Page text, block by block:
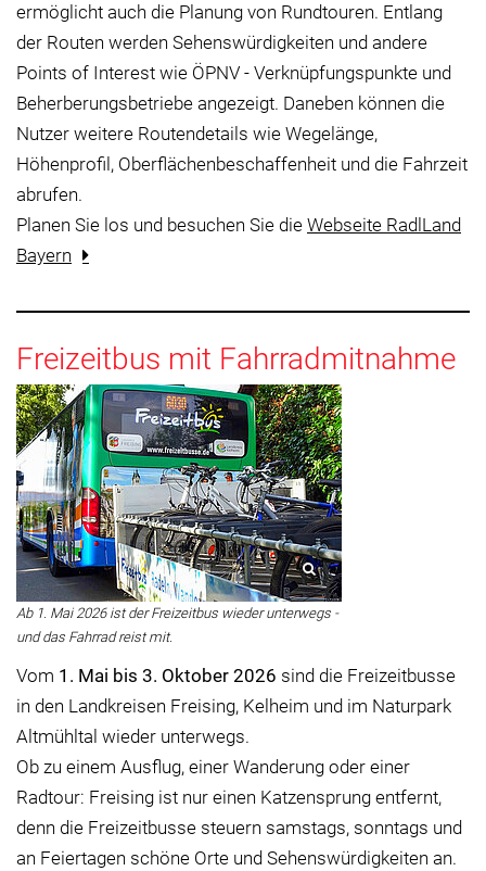
ermöglicht auch die Planung von Rundtouren. Entlang
der Routen werden Sehenswürdigkeiten und andere
Points of Interest wie ÖPNV - Verknüpfungspunkte und
Beherberungsbetriebe angezeigt. Daneben können die
Nutzer weitere Routendetails wie Wegelänge,
Höhenprofil, Oberflächenbeschaffenheit und die Fahrzeit
abrufen.
Planen Sie los und besuchen Sie die Webseite RadlLand
Bayern
Freizeitbus mit Fahrradmitnahme
Ab 1. Mai 2026 ist der Freizeitbus wieder unterwegs -
und das Fahrrad reist mit.
Vom 1. Mai bis 3. Oktober 2026 sind die Freizeitbusse
in den Landkreisen Freising, Kelheim und im Naturpark
Altmühltal wieder unterwegs.
Ob zu einem Ausflug, einer Wanderung oder einer
Radtour: Freising ist nur einen Katzensprung entfernt,
denn die Freizeitbusse steuern samstags, sonntags und
an Feiertagen schöne Orte und Sehenswürdigkeiten an.